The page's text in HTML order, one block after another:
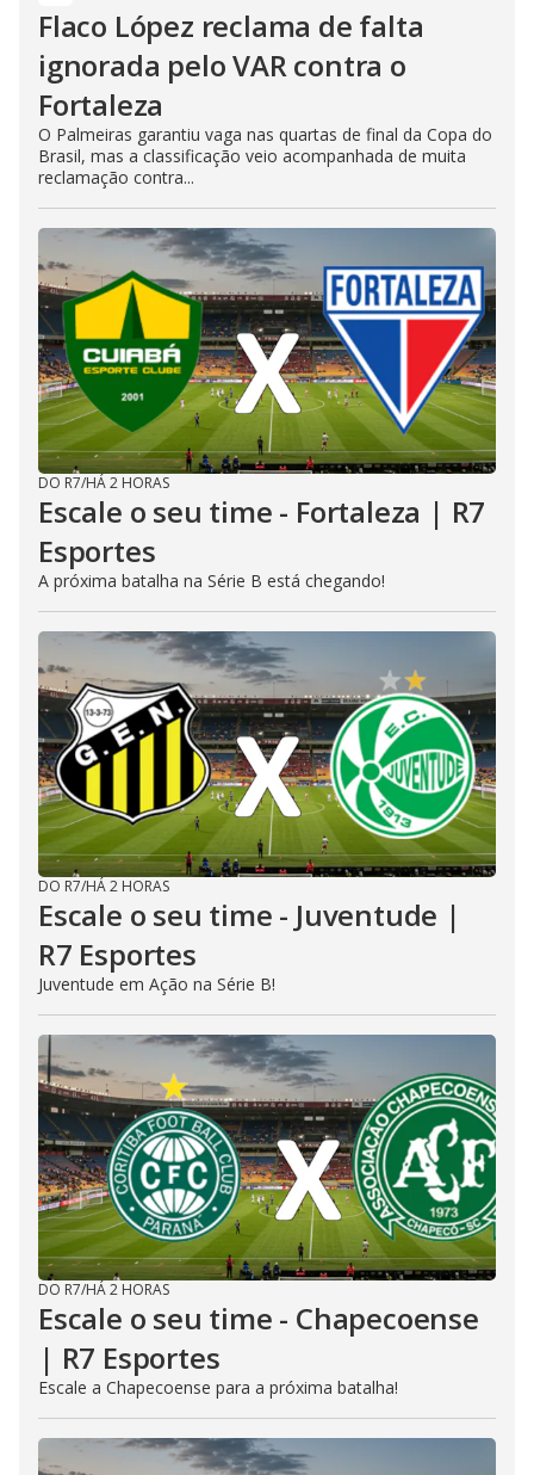
Flaco López reclama de falta
ignorada pelo VAR contra o
Fortaleza
O Palmeiras garantiu vaga nas quartas de final da Copa do
Brasil, mas a classificação veio acompanhada de muita
reclamação contra...
DO R7/HÁ 2 HORAS
Escale o seu time - Fortaleza | R7
Esportes
A próxima batalha na Série B está chegando!
DO R7/HÁ 2 HORAS
Escale o seu time - Juventude |
R7 Esportes
Juventude em Ação na Série B!
DO R7/HÁ 2 HORAS
Escale o seu time - Chapecoense
| R7 Esportes
Escale a Chapecoense para a próxima batalha!